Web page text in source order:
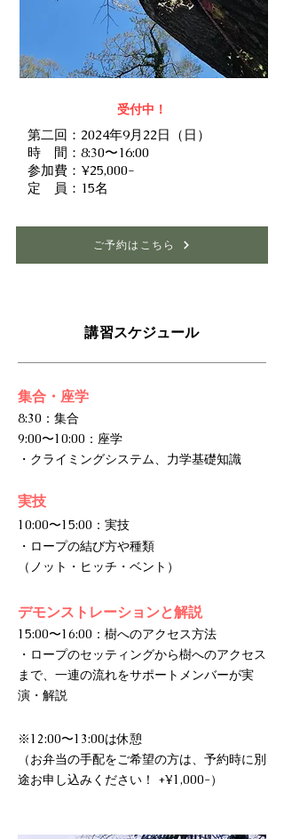
受付中！
第二回：2024年9月22日（日）
​時 間：8:30〜16:00
参加費：¥25,000-
定 員：15名
ご予約はこちら
講習スケジュール
集合・座学
8:30：集合
​9:00〜10:00：座学
・クライミングシステム、力学基礎知識
実技
10:00〜15:00：実技​
・ロープの結び方や種類
（ノット・ヒッチ・ベント）
デモンストレーションと解説
15:00〜16:00：樹へのアクセス方法​
・ロープのセッティングから樹へのアクセス
まで、一連の流れをサポートメンバーが実
演・解説
※12:00〜13:00は休憩
（お弁当の手配をご希望の方は、予約時に別
途お申し込みください！ +¥1,000-）